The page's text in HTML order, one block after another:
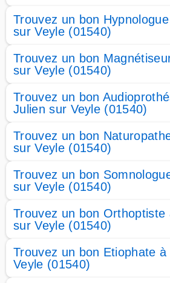
Trouvez un bon
sur Veyle (01540)
Trouvez un bon
sur Veyle (01540)
Trouvez un bon
Julien sur Veyle (01540)
Trouvez un bon
sur Veyle (01540)
Trouvez un bon
sur Veyle (01540)
Trouvez un bon Orthoptiste
sur Veyle (01540)
Trouvez un bon Etiophate
Veyle (01540)